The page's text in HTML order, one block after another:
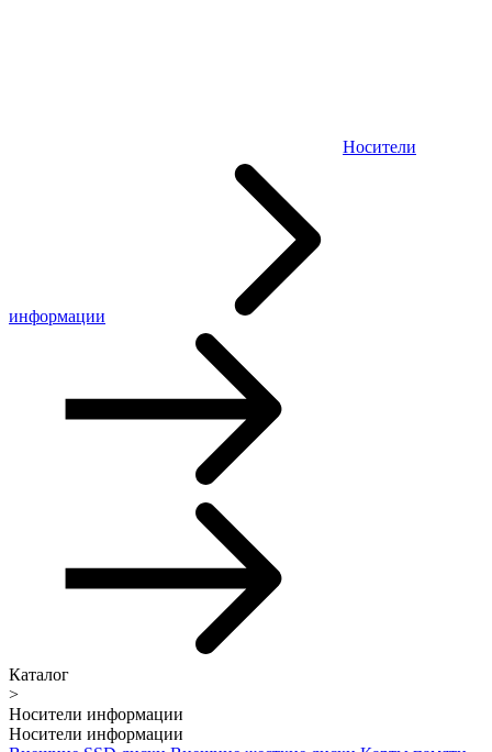
Носители
информации
Каталог
>
Носители информации
Носители информации